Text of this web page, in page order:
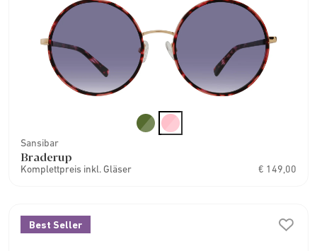
Sansibar
Braderup
Komplettpreis inkl. Gläser € 149,00
Best Seller